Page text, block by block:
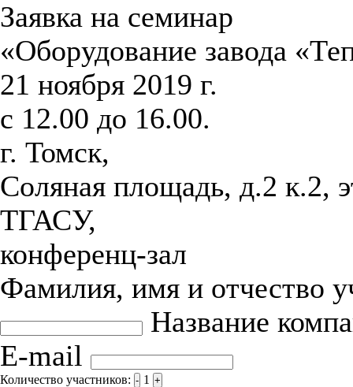
Заявка на семинар
«Оборудование завода
21 ноября 2019 г.
с 12.00 до 16.00.
г. Томск,
Соляная площадь, д.2 к.2,
ТГАСУ,
конференц-зал
Фамилия, имя и отчество
Название
E-mail
Количество участников: - 1 +